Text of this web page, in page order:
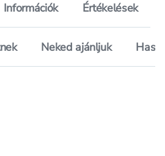
Információk Értékelések
Neked ajánljuk